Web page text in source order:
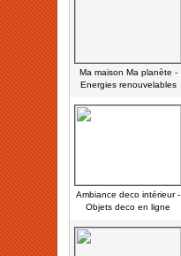
Ma maison Ma planète -
Energies renouvelables
Ambiance deco intérieur -
Objets deco en ligne